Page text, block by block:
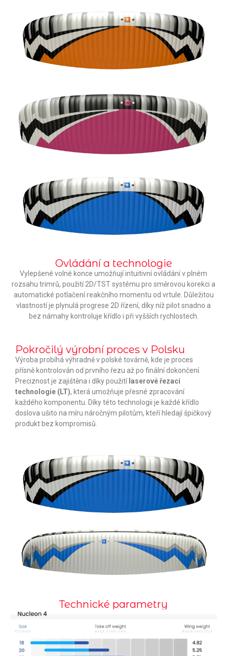
Ovládání a technologie
Vylepšené volné konce umožňují intuitivní ovládání v plném
rozsahu trimrů, použití 2D/TST systému pro směrovou korekci a
automatické potlačení reakčního momentu od vrtule. Důležitou
vlastností je plynulá progrese 2D řízení, díky níž pilot snadno a
bez námahy kontroluje křídlo i při vyšších rychlostech.
Pokročilý výrobní proces v Polsku
Výroba probíhá výhradně v polské továrně, kde je proces
přísně kontrolován od prvního řezu až po finální dokončení.
Preciznost je zajištěna i díky použitílaserové řezací
technologie (LT), která umožňuje přesné zpracování
každého komponentu. Díky této technologii je každé křídlo
doslova ušito na míru náročným pilotům, kteří hledají špičkový
produkt bez kompromisů.
Technické parametry